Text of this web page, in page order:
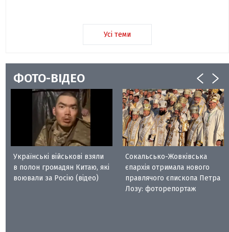
Усі теми
ФОТО-ВІДЕО
Українські військові взяли
в полон громадян Китаю, які
воювали за Росію (відео)
Сокальсько-Жовківська
єпархія отримала нового
правлячого єпископа Петра
Лозу: фоторепортаж